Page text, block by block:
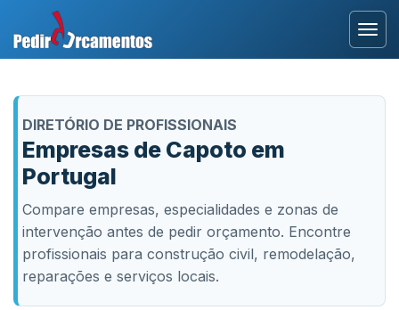
DIRETÓRIO DE PROFISSIONAIS
Empresas de Capoto em
Portugal
Compare empresas, especialidades e zonas de
intervenção antes de pedir orçamento. Encontre
profissionais para construção civil, remodelação,
reparações e serviços locais.
Entrar
Área Profissional
Como Funciona?
Testemunhos